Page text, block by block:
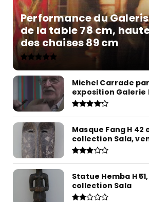
Performance du
de la table 78 cm,
des chaises 89 cm
Michel Carrade
exposition Galerie
Masque Fang H 42
collection Sala,
Statue Hemba H
collection Sala